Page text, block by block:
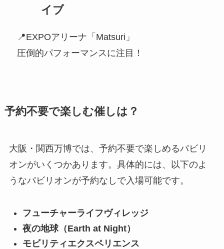
イブ
📍EXPOアリーナ「Matsuri」
圧倒的パフォーマンスに注目！
予約不要で楽しむ催しは？
大阪・関西万博では、予約不要で楽しめるパビリ
オンがいくつかあります。具体的には、以下のよ
うなパビリオンが予約なしで入場可能です。
フューチャーライフヴィレッジ
夜の地球（Earth at Night）
モビリティエクスペリエンス